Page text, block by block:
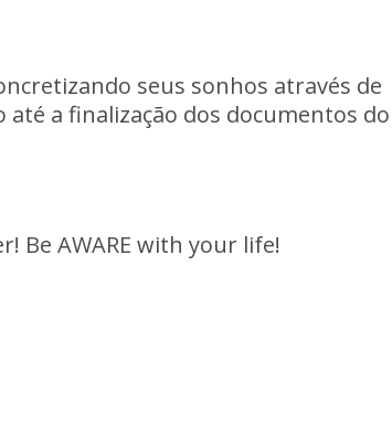
seus sonhos através de
até a finalização dos documentos do
Be AWARE with your life!